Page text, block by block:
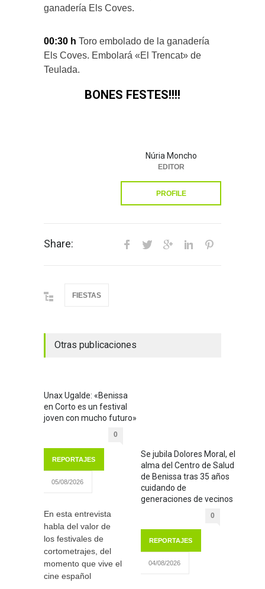
ganadería Els Coves.
00:30 h Toro embolado de la ganadería
Els Coves. Embolará «El Trencat» de
Teulada.
BONES FESTES!!!!
Núria Moncho
EDITOR
PROFILE
Share:
FIESTAS
Otras publicaciones
Unax Ugalde: «Benissa
en Corto es un festival
joven con mucho futuro»
0
REPORTAJES
05/08/2026
En esta entrevista
habla del valor de
los festivales de
cortometrajes, del
momento que vive el
cine español
Se jubila Dolores Moral, el
alma del Centro de Salud
de Benissa tras 35 años
cuidando de
generaciones de vecinos
0
REPORTAJES
04/08/2026